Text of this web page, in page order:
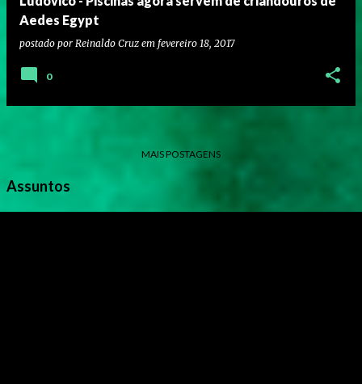
Aedes Egypt
postado por Reinaldo Cruz em fevereiro 18, 2017
0
MAIS POSTAGENS
Assuntos